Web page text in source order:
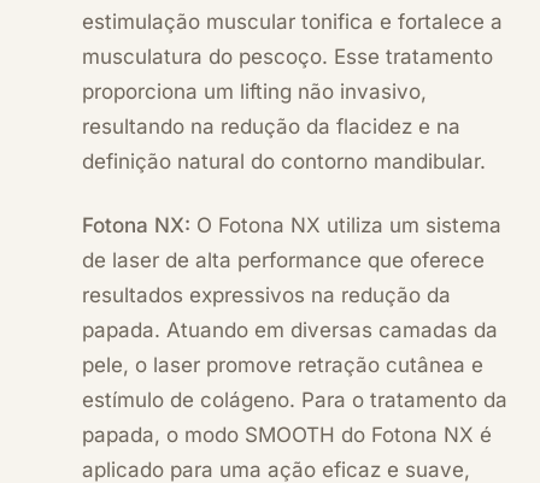
estimulação muscular tonifica e fortalece a
musculatura do pescoço. Esse tratamento
proporciona um lifting não invasivo,
resultando na redução da flacidez e na
definição natural do contorno mandibular.
Fotona NX: O Fotona NX utiliza um sistema
de laser de alta performance que oferece
resultados expressivos na redução da
papada. Atuando em diversas camadas da
pele, o laser promove retração cutânea e
estímulo de colágeno. Para o tratamento da
papada, o modo SMOOTH do Fotona NX é
aplicado para uma ação eficaz e suave,